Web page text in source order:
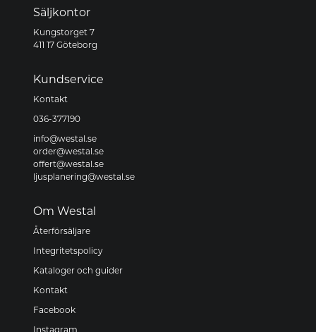
Säljkontor
Kungstorget 7
411 17 Göteborg
Kundservice
Kontakt
036-377190
info@westal.se
order@westal.se
offert@westal.se
ljusplanering@westal.se
Om Westal
Återförsäljare
Integritetspolicy
Kataloger och guider
Kontakt
Facebook
Instagram